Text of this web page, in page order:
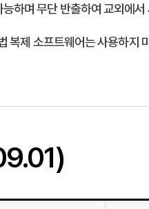
하며 무단 반출하여 교외에
복제 소프트웨어는 사용하지